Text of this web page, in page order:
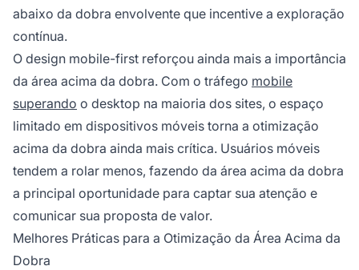
abaixo da dobra envolvente que incentive a exploração
contínua.
O design mobile-first reforçou ainda mais a importância
da área acima da dobra. Com o tráfego mobile
superando o desktop na maioria dos sites, o espaço
limitado em dispositivos móveis torna a otimização
acima da dobra ainda mais crítica. Usuários móveis
tendem a rolar menos, fazendo da área acima da dobra
a principal oportunidade para captar sua atenção e
comunicar sua proposta de valor.
Melhores Práticas para a Otimização da Área Acima da
Dobra